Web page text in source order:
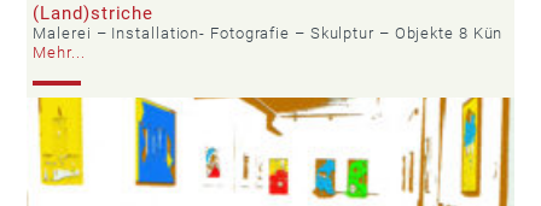
(Land)striche
Malerei – Installation- Fotografie – Skulptur – Objekte 8 Kün
Mehr...